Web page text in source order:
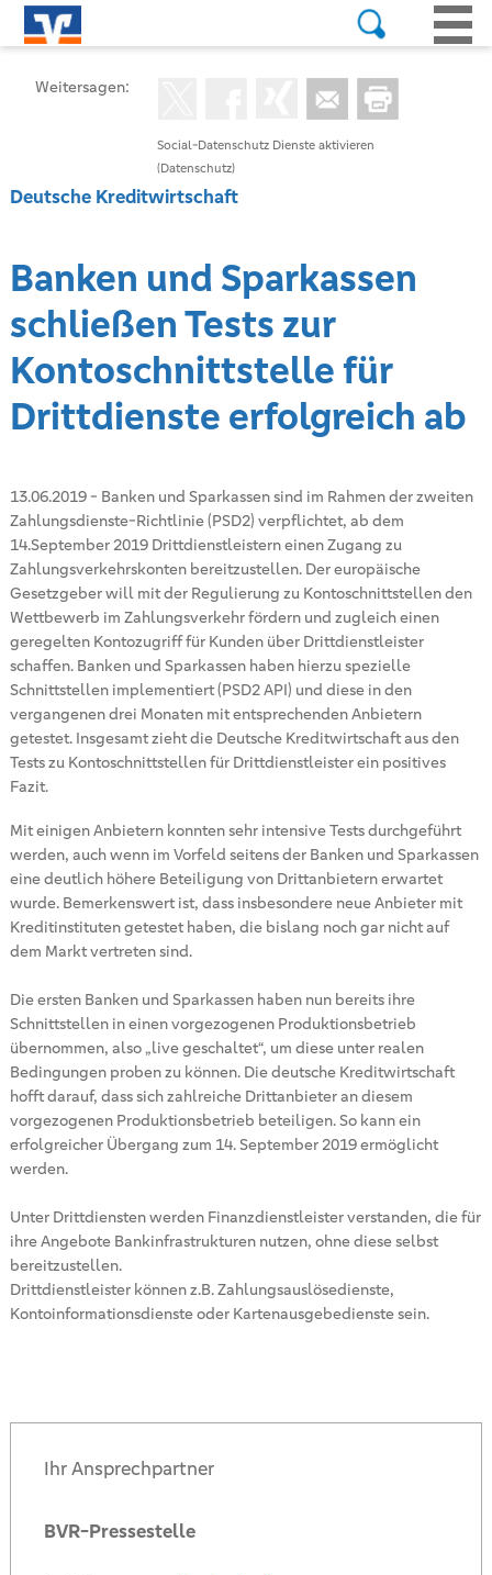
Social-Datenschutz Dienste aktivieren
(Datenschutz)
Weitersagen:
Deutsche Kreditwirtschaft
Banken und Sparkassen
schließen Tests zur
Kontoschnittstelle für
Drittdienste erfolgreich ab
13.06.2019- Banken und Sparkassen sind im Rahmen der zweiten
Zahlungsdienste-Richtlinie (PSD2) verpflichtet, ab dem
14.September 2019 Drittdienstleistern einen Zugang zu
Zahlungsverkehrskonten bereitzustellen. Der europäische
Gesetzgeber will mit der Regulierung zu Kontoschnittstellen den
Wettbewerb im Zahlungsverkehr fördern und zugleich einen
geregelten Kontozugriff für Kunden über Drittdienstleister
schaffen. Banken und Sparkassen haben hierzu spezielle
Schnittstellen implementiert (PSD2 API) und diese in den
vergangenen drei Monaten mit entsprechenden Anbietern
getestet. Insgesamt zieht die Deutsche Kreditwirtschaft aus den
Tests zu Kontoschnittstellen für Drittdienstleister ein positives
Fazit.
Mit einigen Anbietern konnten sehr intensive Tests durchgeführt
werden, auch wenn im Vorfeld seitens der Banken und Sparkassen
eine deutlich höhere Beteiligung von Drittanbietern erwartet
wurde. Bemerkenswert ist, dass insbesondere neue Anbieter mit
Kreditinstituten getestet haben, die bislang noch gar nicht auf
dem Markt vertreten sind.
Die ersten Banken und Sparkassen haben nun bereits ihre
Schnittstellen in einen vorgezogenen Produktionsbetrieb
übernommen, also „live geschaltet“, um diese unter realen
Bedingungen proben zu können. Die deutsche Kreditwirtschaft
hofft darauf, dass sich zahlreiche Drittanbieter an diesem
vorgezogenen Produktionsbetrieb beteiligen. So kann ein
erfolgreicher Übergang zum 14. September 2019 ermöglicht
werden.
Unter Drittdiensten werden Finanzdienstleister verstanden, die für
ihre Angebote Bankinfrastrukturen nutzen, ohne diese selbst
bereitzustellen.
Drittdienstleister können z.B. Zahlungsauslösedienste,
Kontoinformationsdienste oder Kartenausgebedienste sein.
Ihr Ansprechpartner
BVR-Pressestelle